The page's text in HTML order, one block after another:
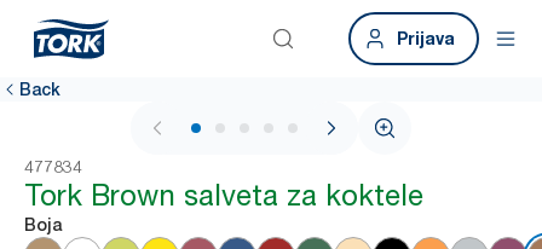
Prijava
Back
1 / 5
477834
Tork Brown salveta za koktele
Boja